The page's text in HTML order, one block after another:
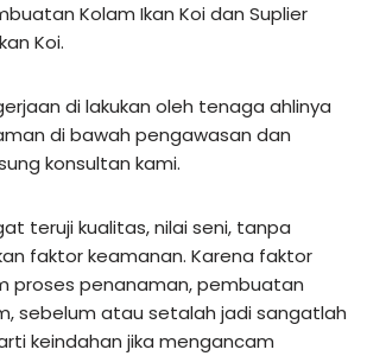
Kolam Ikan Koi dan Suplier
Koi.
di lakukan oleh tenaga ahlinya
di bawah pengawasan dan
konsultan kami.
teruji kualitas, nilai seni, tanpa
faktor keamanan. Karena faktor
proses penanaman, pembuatan
sebelum atau setalah jadi sangatlah
keindahan jika mengancam